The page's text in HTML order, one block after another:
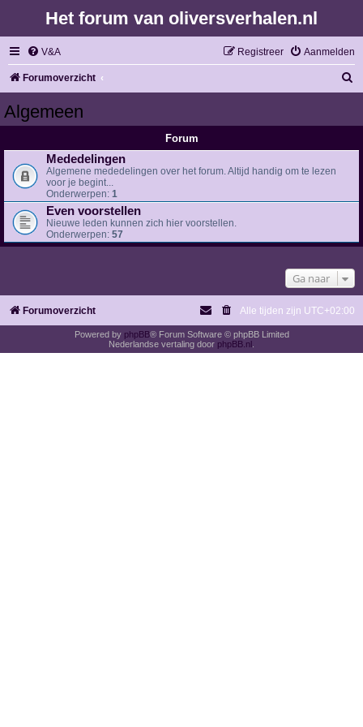
Het forum van oliversverhalen.nl
V&A Aanmelden
Registreer
Forumoverzicht
Algemeen
Forum
Mededelingen
Algemene mededelingen over het forum. Altijd handig om te lezen
voor je begint...
Onderwerpen: 1
Even voorstellen
Nieuwe leden kunnen zich hier voorstellen.
Onderwerpen: 57
Ga naar
Forumoverzicht Alle tijden zijn UTC+02:00
Powered by phpBB® Forum Software © phpBB Limited
Nederlandse vertaling door phpBB.nl